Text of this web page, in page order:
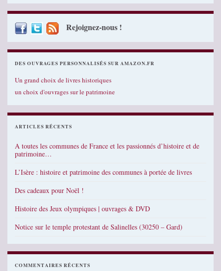
Rejoignez-nous !
DES OUVRAGES PERSONNALISÉS SUR AMAZON.FR
Un grand choix de livres historiques
un choix d'ouvrages sur le patrimoine
ARTICLES RÉCENTS
A toutes les communes de France et les passionnés d’histoire et de
patrimoine…
L’Isère : histoire et patrimoine des communes à portée de livres
Des cadeaux pour Noël !
Histoire des Jeux olympiques | ouvrages & DVD
Notice sur le temple protestant de Salinelles (30250 – Gard)
COMMENTAIRES RÉCENTS